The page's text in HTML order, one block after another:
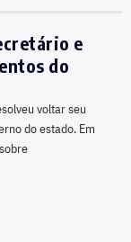
e
voltar seu
do estado. Em